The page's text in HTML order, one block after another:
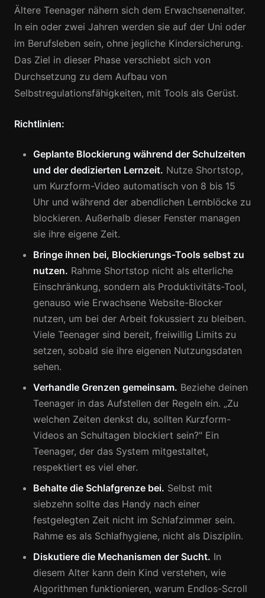
Ältere Teenager nähern sich dem Erwachsenenalter.
In ein oder zwei Jahren werden sie auf der Uni oder
im Berufsleben sein, ohne jegliche Kindersicherung.
Das Ziel in dieser Phase verschiebt sich von
Durchsetzung zu dem Aufbau von
Selbstregulationsfähigkeiten, mit Tools als Gerüst.
Richtlinien:
Geplante Blockierung während der Schulzeiten
und der dedizierten Lernzeit. Nutze Shortstop,
um Kurzform-Video automatisch von 8 bis 15
Uhr und während der abendlichen Lernblöcke zu
blockieren. Außerhalb dieser Fenster managen
sie ihre eigene Zeit.
Bringe ihnen bei, Blockierungs-Tools selbst zu
nutzen. Rahme Shortstop nicht als elterliche
Einschränkung, sondern als Produktivitäts-Tool,
genauso wie Erwachsene Website-Blocker
nutzen, um bei der Arbeit fokussiert zu bleiben.
Viele Teenager sind bereit, freiwillig Limits zu
setzen, sobald sie ihre eigenen Nutzungsdaten
sehen.
Verhandle Grenzen gemeinsam. Beziehe deinen
Teenager in das Aufstellen der Regeln ein. „Zu
welchen Zeiten denkst du, sollten Kurzform-
Videos an Schultagen blockiert sein?" Ein
Teenager, der das System mitgestaltet,
respektiert es viel eher.
Behalte die Schlafgrenze bei. Selbst mit
siebzehn sollte das Handy nach einer
festgelegten Zeit nicht im Schlafzimmer sein.
Rahme es als Schlafhygiene, nicht als Disziplin.
Diskutiere die Mechanismen der Sucht. In
diesem Alter kann dein Kind verstehen, wie
Algorithmen funktionieren, warum Endlos-Scroll